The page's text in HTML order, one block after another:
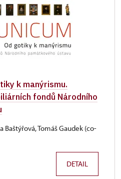
k manýrismu.
fondů Národního
Baštýřová, Tomáš Gaudek (co-
DETAIL